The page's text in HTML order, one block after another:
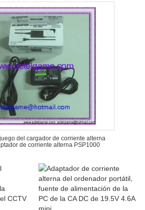
del cargador de corriente alterna
de corriente alterna PSP1000